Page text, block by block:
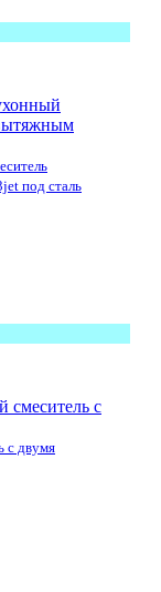
под сталь
с двумя